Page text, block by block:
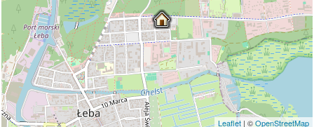
Leaflet | ©OpenStreetMap